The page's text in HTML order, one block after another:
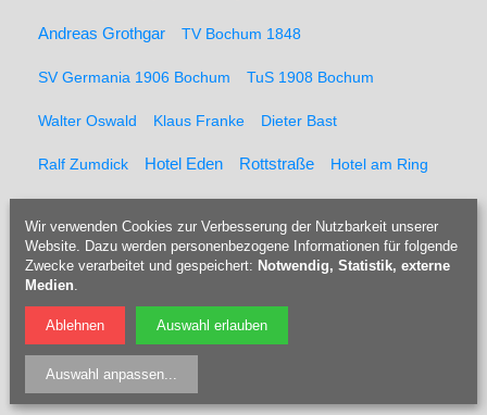
Andreas Grothgar TV Bochum 1848
SV Germania 1906 Bochum TuS 1908 Bochum
Walter Oswald Klaus Franke Dieter Bast
Ralf Zumdick Hotel Eden Rottstraße Hotel am Ring
Feuerwehr Kaltblut Pferderücker Holzrücker
Udo Berner
Rainer Einenkel Hennes Bender
Wir verwenden Cookies zur Verbesserung der Nutzbarkeit unserer
Website. Dazu werden personenbezogene Informationen für folgende
Zwecke verarbeitet und gespeichert: Notwendig, Statistik, externe
Medien.
Ablehnen Auswahl erlauben
Auswahl anpassen...